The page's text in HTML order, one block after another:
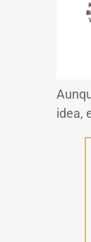
idea,